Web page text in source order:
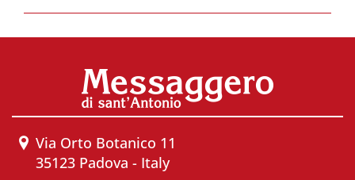
Via Orto Botanico 11
35123 Padova - Italy